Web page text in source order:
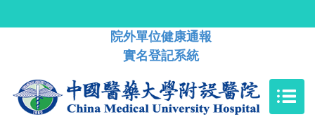
院外單位健康通報
實名登記系統